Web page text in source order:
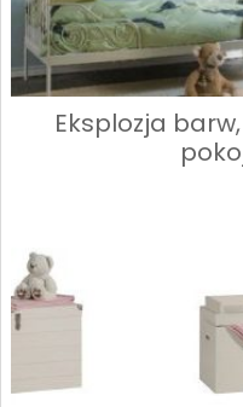
Eksplozja